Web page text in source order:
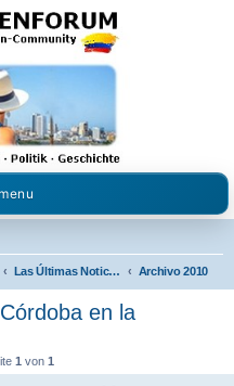
Visum in Kolumbien und Venezuela.
Las Últimas Noticias en Español Archivo 2010
en la
1 von 1